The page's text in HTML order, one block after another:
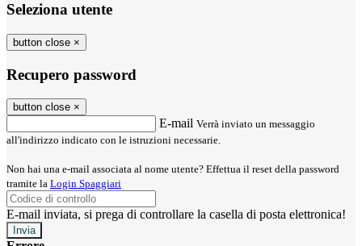
Seleziona utente
button close ×
Recupero password
button close ×
E-mail Verrà inviato un messaggio
all'indirizzo indicato con le istruzioni necessarie.
Non hai una e-mail associata al nome utente? Effettua il reset della password
tramite la Login Spaggiari
E-mail inviata, si prega di controllare la casella di posta elettronica!